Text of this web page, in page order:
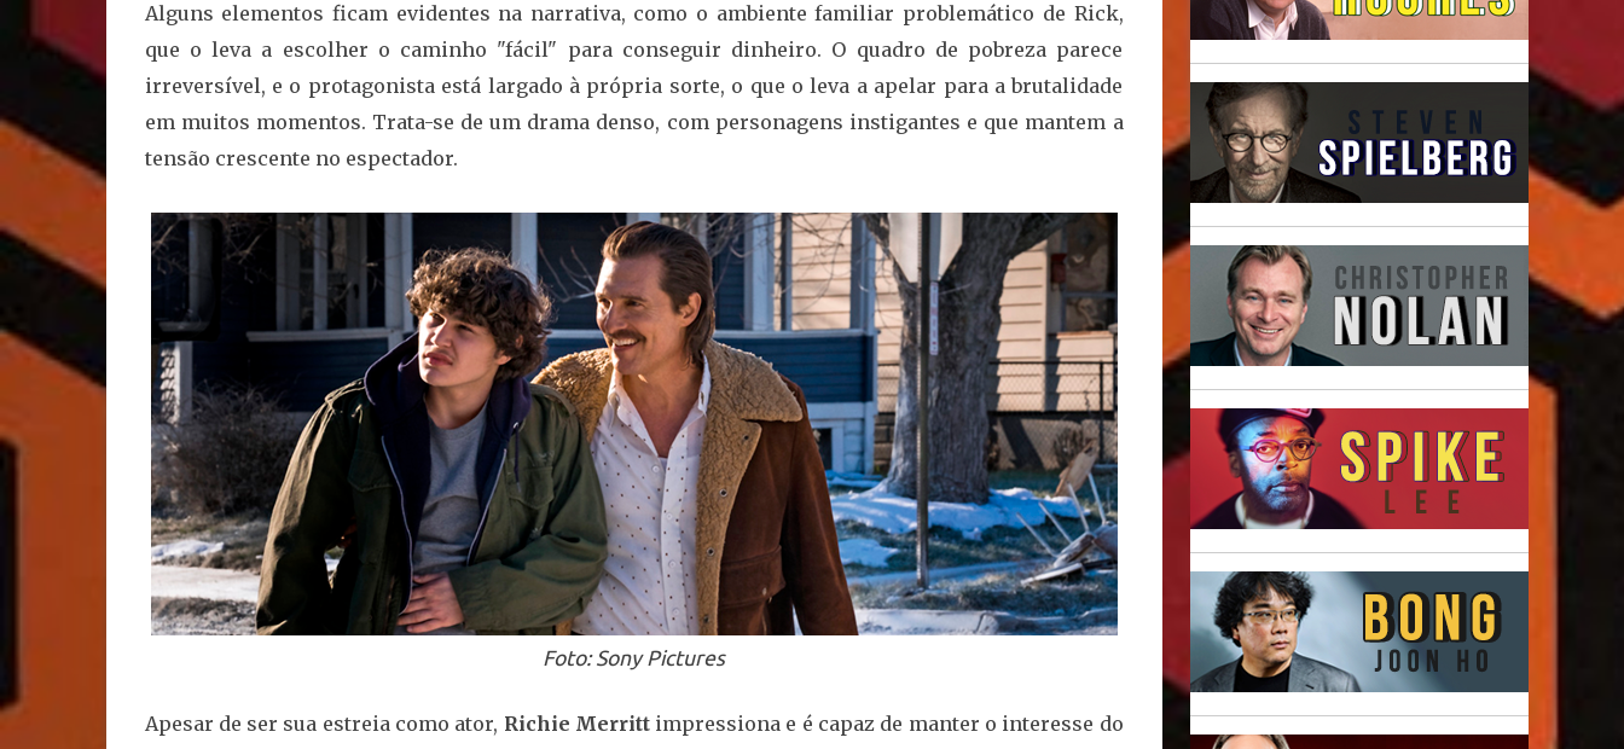
Alguns elementos ficam evidentes na narrativa, como o ambiente familiar problemático de Rick,
que o leva a escolher o caminho "fácil" para conseguir dinheiro. O quadro de pobreza parece
irreversível, e o protagonista está largado à própria sorte, o que o leva a apelar para a brutalidade
em muitos momentos. Trata-se de um drama denso, com personagens instigantes e que mantem a
tensão crescente no espectador.
Foto: Sony Pictures
Apesar de ser sua estreia como ator, Richie Merritt impressiona e é capaz de manter o interesse do